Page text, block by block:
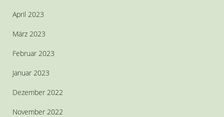
April 2023
März 2023
Februar 2023
Januar 2023
Dezember 2022
November 2022